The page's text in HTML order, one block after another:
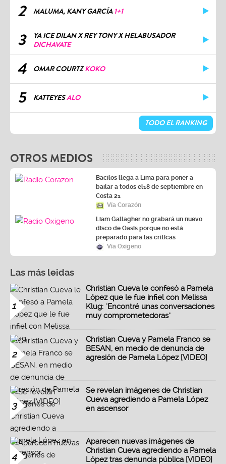
2 MALUMA, KANY GARCÍA 1+1
3
YA ICE DILAN X REY TONY X HELABUSADOR
DICHAVATE
4 OMAR COURTZKOKO
5 KATTEYESALO
TODO EL RANKING
OTROS MEDIOS
Bacilos llega a Lima para poner a
bailar a todos el18 de septiembre en
Costa 21
Vía Corazón
Liam Gallagher no grabará un nuevo
disco de Oasis porque no está
preparado para las críticas
Vía Oxígeno
Las más leidas
1
Christian Cueva le confesó a Pamela
López que le fue infiel con Melissa
Klug: "Encontré unas conversaciones
muy comprometedoras"
2
Christian Cueva y Pamela Franco se
BESAN, en medio de denuncia de
agresión de Pamela López [VIDEO]
3
Se revelan imágenes de Christian
Cueva agrediendo a Pamela López
en ascensor
4
Aparecen nuevas imágenes de
Christian Cueva agrediendo a Pamela
López tras denuncia pública [VIDEO]